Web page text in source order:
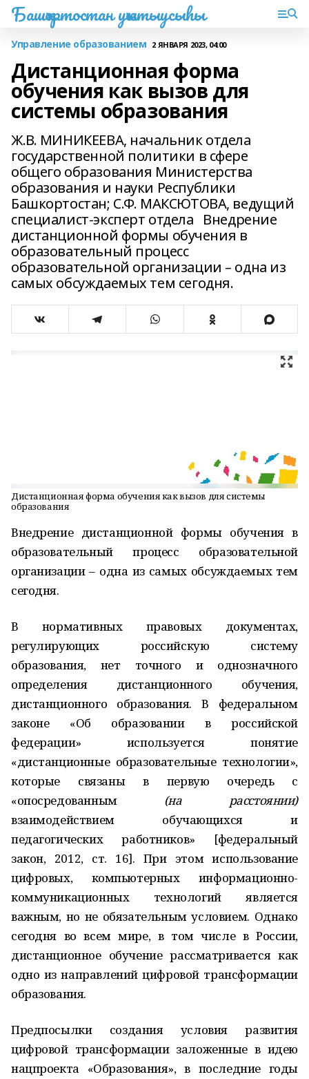
Башҡортостан уҡытыусыһы
Управление образованием 2 ЯНВАРЯ 2023, 04:00
Дистанционная форма
обучения как вызов для
системы образования
Ж.В. МИНИКЕЕВА, начальник отдела
государственной политики в сфере
общего образования Министерства
образования и науки Республики
Башкортостан; С.Ф. МАКСЮТОВА, ведущий
специалист-эксперт отдела Внедрение
дистанционной формы обучения в
образовательный процесс
образовательной организации – одна из
самых обсуждаемых тем сегодня.
Дистанционная форма обучения как вызов для системы
образования
Внедрение дистанционной формы обучения в
образовательный процесс образовательной
организации – одна из самых обсуждаемых тем
сегодня.
В нормативных правовых документах,
регулирующих российскую систему
образования, нет точного и однозначного
определения дистанционного обучения,
дистанционного образования. В федеральном
законе «Об образовании в российской
федерации» используется понятие
«дистанционные образовательные технологии»,
которые связаны в первую очередь с
«опосредованным (на расстоянии)
взаимодействием обучающихся и
педагогических работников» [федеральный
закон, 2012, ст. 16]. При этом использование
цифровых, компьютерных информационно-
коммуникационных технологий является
важным, но не обязательным условием. Однако
сегодня во всем мире, в том числе в России,
дистанционное обучение рассматривается как
одно из направлений цифровой трансформации
образования.
Предпосылки создания условия развития
цифровой трансформации заложенные в идею
нацпроекта «Образования», в последние годы